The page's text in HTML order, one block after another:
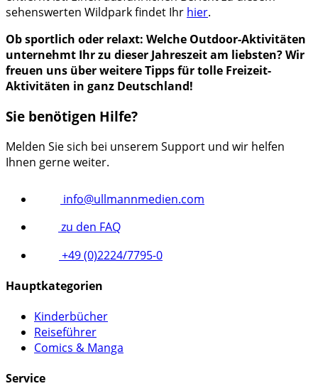
sehenswerten Wildpark findet Ihr hier.
Ob sportlich oder relaxt: Welche Outdoor-Aktivitäten
unternehmt Ihr zu dieser Jahreszeit am liebsten? Wir
freuen uns über weitere Tipps für tolle Freizeit-
Aktivitäten in ganz Deutschland!
Sie benötigen Hilfe?
Melden Sie sich bei unserem Support und wir helfen
Ihnen gerne weiter.
info@ullmannmedien.com
zu den FAQ
+49 (0)2224/7795-0
Hauptkategorien
Kinderbücher
Reiseführer
Comics & Manga
Service